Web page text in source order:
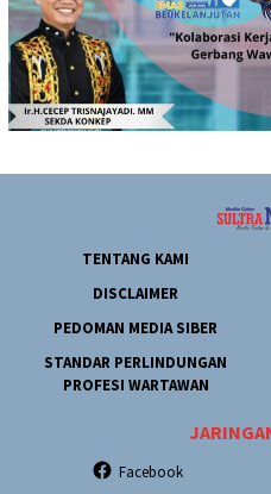
TENTANG KAMI
DISCLAIMER
PEDOMAN MEDIA SIBER
STANDAR PERLINDUNGAN
PROFESI WARTAWAN
Facebook